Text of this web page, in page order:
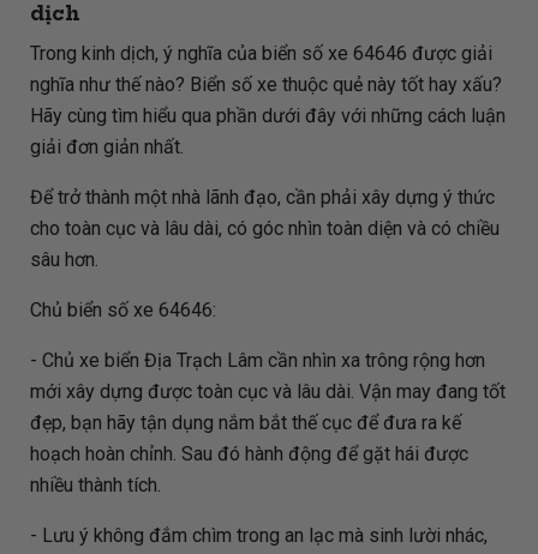
dịch
Trong kinh dịch, ý nghĩa của biển số xe 64646 được giải
nghĩa như thế nào? Biển số xe thuộc quẻ này tốt hay xấu?
Hãy cùng tìm hiểu qua phần dưới đây với những cách luận
giải đơn giản nhất.
Để trở thành một nhà lãnh đạo, cần phải xây dựng ý thức
cho toàn cục và lâu dài, có góc nhìn toàn diện và có chiều
sâu hơn.
Chủ biển số xe 64646:
- Chủ xe biển Địa Trạch Lâm cần nhìn xa trông rộng hơn
mới xây dựng được toàn cục và lâu dài. Vận may đang tốt
đẹp, bạn hãy tận dụng nắm bắt thế cục để đưa ra kế
hoạch hoàn chỉnh. Sau đó hành động để gặt hái được
nhiều thành tích.
- Lưu ý không đắm chìm trong an lạc mà sinh lười nhác,